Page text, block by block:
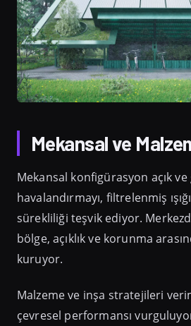
Mekansal ve
Mekansal konfigürasyon açık
havalandırmayı, filtrelenmiş
sürekliliği teşvik ediyor.
bölge, açıklık ve korunma
kuruyor.
Malzeme ve inşa stratejileri
çevresel performansı